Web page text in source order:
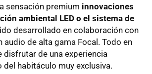
sensación premium innovaciones
ambiental LED o el sistema de
desarrollado en colaboración con
audio de alta gama Focal. Todo en
de una experiencia
del habitáculo muy exclusiva.